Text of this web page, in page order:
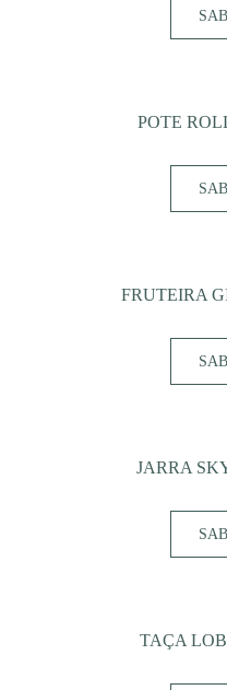
POTE
FRUTEIRA
JARRA
TAÇA